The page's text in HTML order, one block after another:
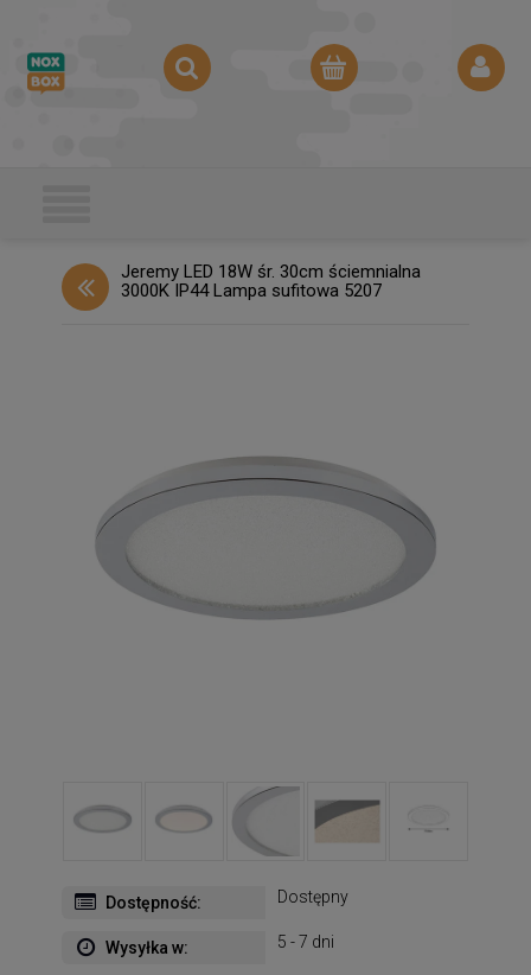
Jeremy LED 18W śr. 30cm ściemnialna
3000K IP44 Lampa sufitowa 5207
Dostępność: Dostępny
Wysyłka w: 5 - 7 dni